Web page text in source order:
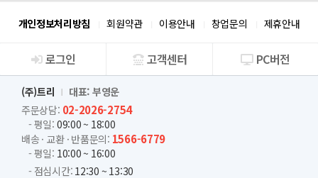
개인정보처리방침 회원약관 이용안내 창업문의 제휴안내
회사소개
로그인 고객센터 PC버전
(주)트리
대표: 부영운
주문상담: 02-2026-2754
- 평일: 09:00 ~ 18:00
배송 · 교환 · 반품문의: 1566-6779
- 평일: 10:00 ~ 16:00
- 점심시간: 12:30 ~ 13:30